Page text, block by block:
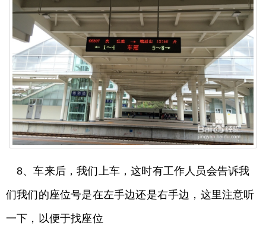
8、车来后，我们上车，这时有工作人员会告诉我
们我们的座位号是在左手边还是右手边，这里注意听
一下，以便于找座位